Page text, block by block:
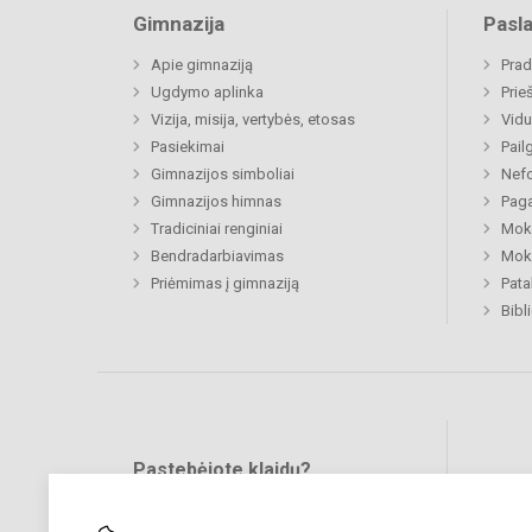
Gimnazija
Apie gimnaziją
Ugdymo aplinka
Vizija, misija, vertybės, etosas
Pasiekimai
Gimnazijos simboliai
Gimnazijos himnas
Tradiciniai renginiai
Bendradarbiavimas
Priėmimas į gimnaziją
Pastebėjote klaidų?